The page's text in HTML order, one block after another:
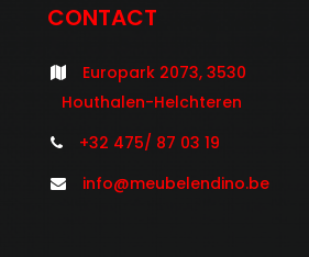
CONTACT
Europark 2073, 3530
Houthalen-Helchteren
+32 475/ 87 03 19
info@meubelendino.be